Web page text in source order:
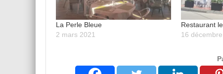
La Perle Bleue
2 mars 2021
Restaurant
16